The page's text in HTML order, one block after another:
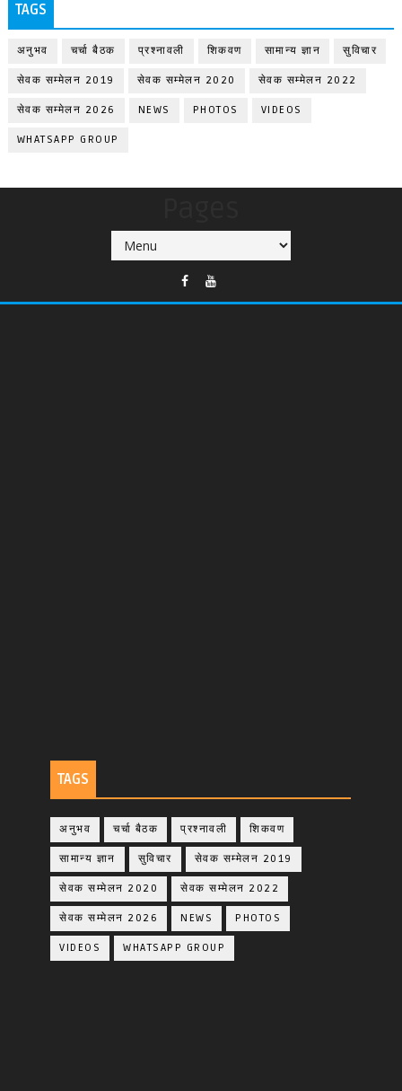
TAGS
अनुभव चर्चा बैठक प्रश्नावली शिकवण सामान्य ज्ञान सुविचार
सेवक सम्मेलन 2019 सेवक सम्मेलन 2020 सेवक सम्मेलन 2022
सेवक सम्मेलन 2026 NEWS PHOTOS VIDEOS
WHATSAPP GROUP
TAGS
अनुभव चर्चा बैठक प्रश्नावली शिकवण
सामान्य ज्ञान सुविचार सेवक सम्मेलन 2019
सेवक सम्मेलन 2020 सेवक सम्मेलन 2022
सेवक सम्मेलन 2026 NEWS PHOTOS
VIDEOS WHATSAPP GROUP